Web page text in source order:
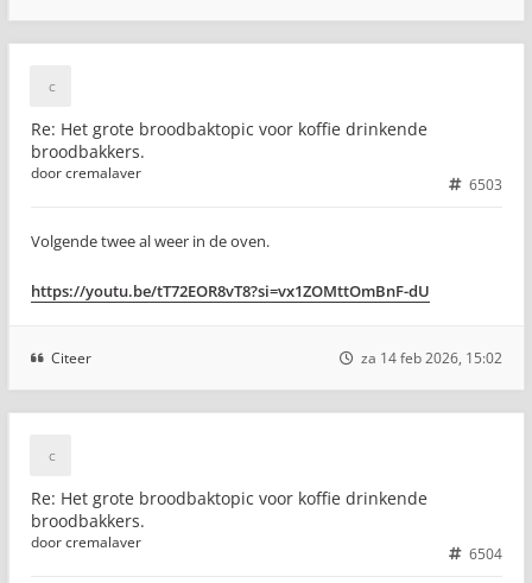
Re: Het grote broodbaktopic voor koffie drinkende
broodbakkers.
6503
doorcremalaver
Volgende twee al weer in de oven.
https://youtu.be/tT72EOR8vT8?si=vx1ZOMttOmBnF-dU
Citeer za 14 feb 2026, 15:02
Re: Het grote broodbaktopic voor koffie drinkende
broodbakkers.
6504
doorcremalaver